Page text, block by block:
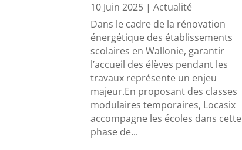
10 Juin 2025 |Actualité
Dans le cadre de la rénovation
énergétique des établissements
scolaires en Wallonie, garantir
l’accueil des élèves pendant les
travaux représente un enjeu
majeur.En proposant des classes
modulaires temporaires, Locasix
accompagne les écoles dans cette
phase de...